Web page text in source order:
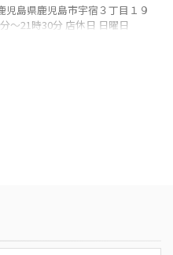
児島県鹿児島市宇宿３丁目１９
～21時30分 店休日 日曜日